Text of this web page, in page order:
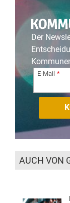
Der
E-Mail
AUCH VON